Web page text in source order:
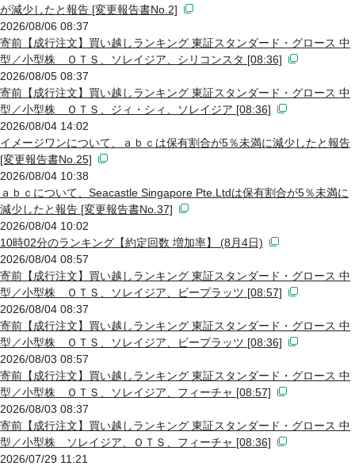
が減少したと報告 [変更報告書No.2]
2026/08/06 08:37
寄前【成行注文】買い越しランキング 東証スタンダード・グロース 中
型／小型株 ＯＴＳ、ソレイジア、シリコンスタ [08:36]
2026/08/05 08:37
寄前【成行注文】買い越しランキング 東証スタンダード・グロース 中
型／小型株 ＯＴＳ、ジィ・シィ、ソレイジア [08:36]
2026/08/04 14:02
イメージワンについて、ａｂｃは保有割合が5％未満に減少したと報告
[変更報告書No.25]
2026/08/04 10:38
ａｂｃについて、Seacastle Singapore Pte.Ltdは保有割合が5％未満に
減少したと報告 [変更報告書No.37]
2026/08/04 10:02
10時02分のランキング【約定回数 増加率】 (8月4日)
2026/08/04 08:57
寄前【成行注文】買い越しランキング 東証スタンダード・グロース 中
型／小型株 ＯＴＳ、ソレイジア、ビープラッツ [08:57]
2026/08/04 08:37
寄前【成行注文】買い越しランキング 東証スタンダード・グロース 中
型／小型株 ＯＴＳ、ソレイジア、ビープラッツ [08:36]
2026/08/03 08:57
寄前【成行注文】買い越しランキング 東証スタンダード・グロース 中
型／小型株 ＯＴＳ、ソレイジア、フィーチャ [08:57]
2026/08/03 08:37
寄前【成行注文】買い越しランキング 東証スタンダード・グロース 中
型／小型株 ソレイジア、ＯＴＳ、フィーチャ [08:36]
2026/07/29 11:21